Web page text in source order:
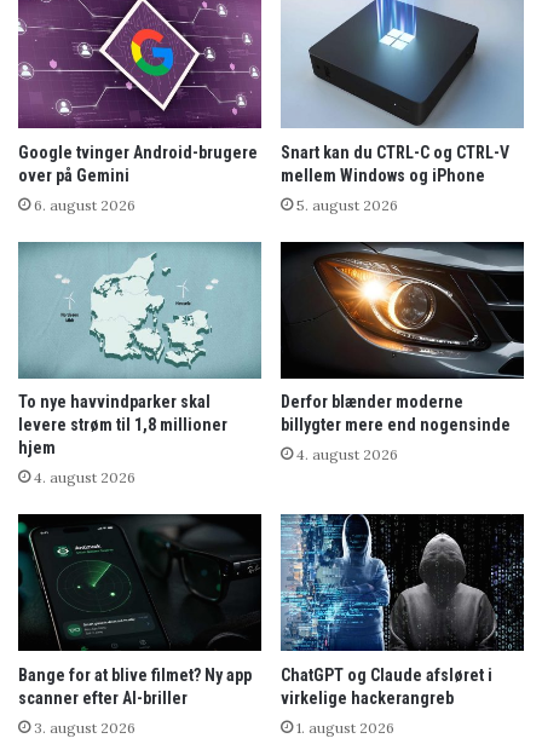
Google tvinger Android-brugere
over på Gemini
6. august 2026
Snart kan du CTRL-C og CTRL-V
mellem Windows og iPhone
5. august 2026
To nye havvindparker skal
levere strøm til 1,8 millioner
hjem
4. august 2026
Derfor blænder moderne
billygter mere end nogensinde
4. august 2026
Bange for at blive filmet? Ny app
scanner efter AI-briller
3. august 2026
ChatGPT og Claude afsløret i
virkelige hackerangreb
1. august 2026